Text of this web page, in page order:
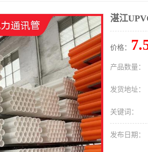
湛江
价格：
产品数量：
发货地址：
关键词：
发布日期：